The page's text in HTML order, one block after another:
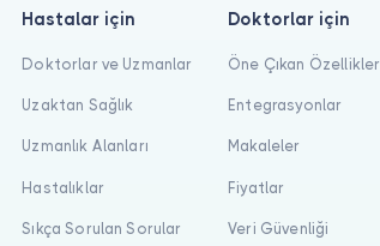
Hastalar için
Doktorlar ve Uzmanlar
Uzaktan Sağlık
Uzmanlık Alanları
Hastalıklar
Sıkça Sorulan Sorular
Doktorlar için
Öne Çıkan Özellikler
Entegrasyonlar
Makaleler
Fiyatlar
Veri Güvenliği